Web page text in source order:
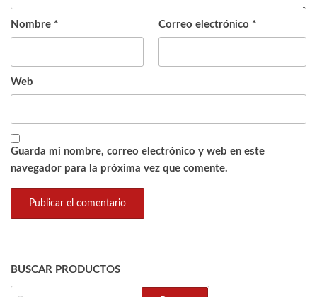
Nombre * Correo electrónico *
Web
Guarda mi nombre, correo electrónico y web en este
navegador para la próxima vez que comente.
BUSCAR PRODUCTOS
BUSCAR: